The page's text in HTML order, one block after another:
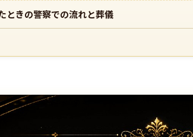
ときの警察での流れと葬儀